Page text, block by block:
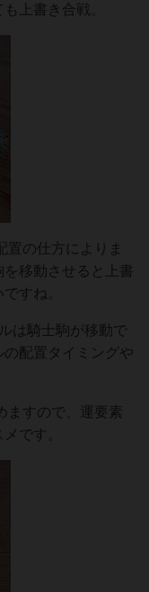
上書き合戦。
置の仕方によりま
移動させると上書
すね。
は騎士駒が移動で
配置タイミングや
ますので、運要素
です。